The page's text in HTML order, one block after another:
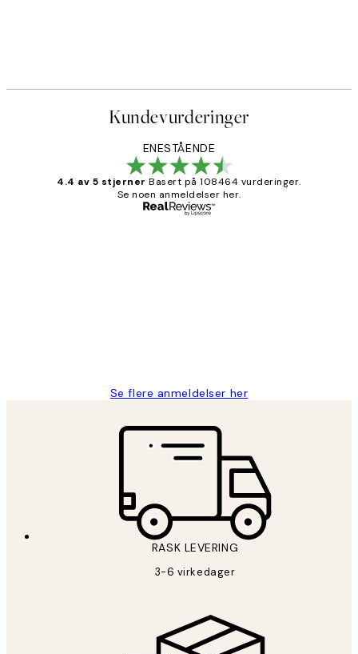
Kundevurderinger
ENESTÅENDE
4.4 av 5 stjerner Basert på 108464 vurderinger.
Se noen anmeldelser her.
Se flere anmeldelser her
RASK LEVERING
3-6 virkedager